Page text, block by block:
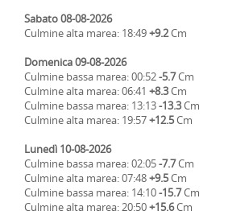
Sabato 08-08-2026
Culmine alta marea: 18:49+9.2Cm
Domenica 09-08-2026
Culmine bassa marea: 00:52-5.7Cm
Culmine alta marea: 06:41 +8.3Cm
Culmine bassa marea: 13:13-13.3Cm
Culmine alta marea: 19:57+12.5Cm
Lunedì 10-08-2026
Culmine bassa marea: 02:05-7.7Cm
Culmine alta marea: 07:48+9.5Cm
Culmine bassa marea: 14:10-15.7Cm
Culmine alta marea: 20:50+15.6Cm